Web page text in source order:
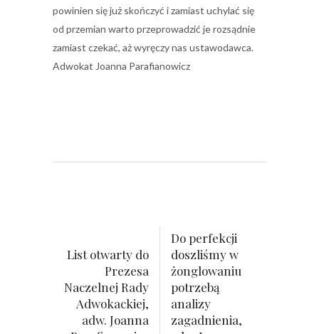
powinien się już skończyć i zamiast uchylać się
od przemian warto przeprowadzić je rozsądnie
zamiast czekać, aż wyręczy nas ustawodawca.
Adwokat Joanna Parafianowicz
List otwarty do
Prezesa
Naczelnej Rady
Adwokackiej,
adw. Joanna
Do perfekcji
doszliśmy w
żonglowaniu
potrzebą
analizy
zagadnienia,